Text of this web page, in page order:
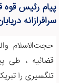
پیام رئیس
سرافرازانه
حجت‌الاسلام
قضائیه ، طی
تنگسیری را